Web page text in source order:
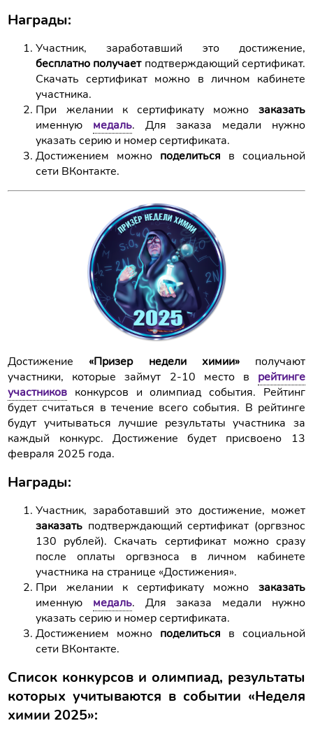
Награды:
Участник, заработавший это достижение,
бесплатно получаетподтверждающий сертификат.
Скачать сертификат можно в личном кабинете
участника.
При желании к сертификату можно заказать
именную медаль. Для заказа медали нужно
указать серию и номер сертификата.
Достижением можно поделиться в социальной
сети ВКонтакте.
Достижение «Призер недели химии» получают
участники, которые займут 2-10 место в рейтинге
участников конкурсов и олимпиад события. Рейтинг
будет считаться в течение всего события. В рейтинге
будут учитываться лучшие результаты участника за
каждый конкурс. Достижение будет присвоено 13
февраля 2025 года.
Награды:
Участник, заработавший это достижение, может
заказать подтверждающий сертификат (оргвзнос
130 рублей). Скачать сертификат можно сразу
после оплаты оргвзноса в личном кабинете
участника на странице «Достижения».
При желании к сертификату можно заказать
именную медаль. Для заказа медали нужно
указать серию и номер сертификата.
Достижением можно поделиться в социальной
сети ВКонтакте.
Список конкурсов и олимпиад, результаты
которых учитываются в событии «Неделя
химии 2025»: